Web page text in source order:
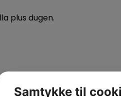
plus dugen.
Samtykke til